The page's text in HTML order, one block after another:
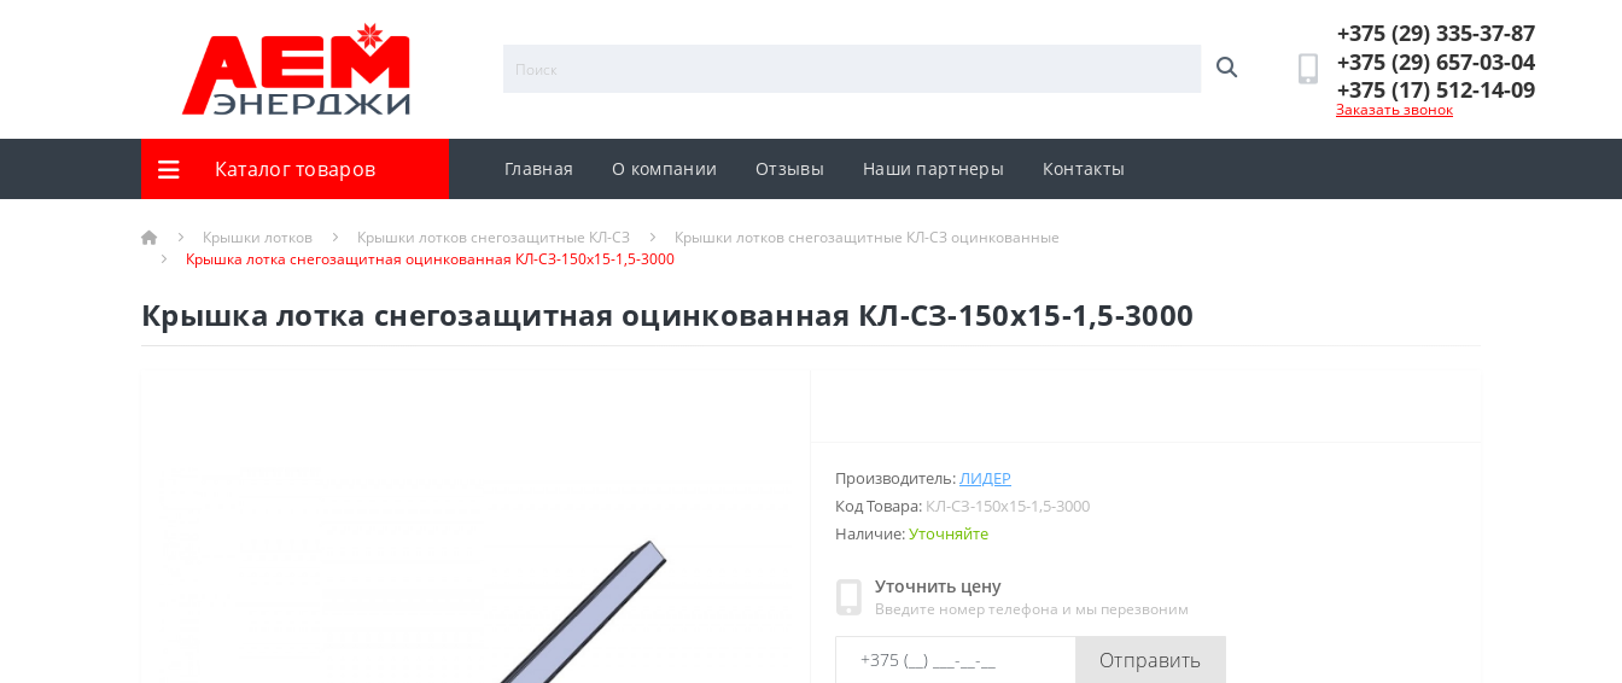
+375 (29) 335-37-87
+375 (29) 657-03-04
+375 (17) 512-14-09
Заказать звонок
Каталог товаров Главная О компании Отзывы Наши партнеры Контакты
Крышки лотков Крышки лотков снегозащитные КЛ-СЗ
Крышки лотков снегозащитные КЛ-СЗ оцинкованные
Крышка лотка снегозащитная оцинкованная КЛ-СЗ-150х15-1,5-3000
Крышка лотка снегозащитная оцинкованная КЛ-СЗ-150х15-1,5-3000
Производитель:ЛИДЕР
Код Товара: КЛ-СЗ-150х15-1,5-3000
Наличие:Уточняйте
Уточнить цену
Введите номер телефона и мы перезвоним
Отправить